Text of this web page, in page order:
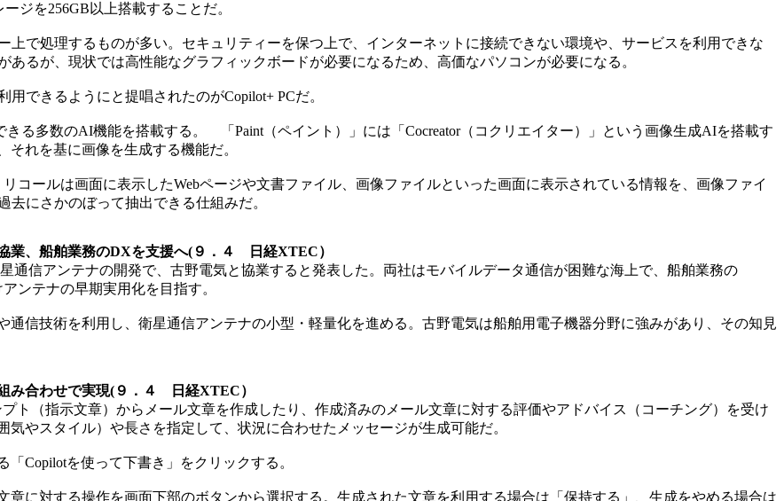
ージを256GB以上搭載することだ。
で処理するものが多い。セキュリティーを保つ上で、インターネットに接続できない環境や、サービスを利用できな
るが、現状では高性能なグラフィックボードが必要になるため、高価なパソコンが必要になる。
できるようにと提唱されたのがCopilot+ PCだ。
きる多数のAI機能を搭載する。 「Paint（ペイント）」には「Cocreator（コクリエイター）」という画像生成AIを搭載す
れを基に画像を生成する機能だ。
コールは画面に表示したWebページや文書ファイル、画像ファイルといった画面に表示されている情報を、画像ファイ
にさかのぼって抽出できる仕組みだ。
業、船舶業務のDXを支援へ(９．４ 日経XTEC）
通信アンテナの開発で、古野電気と協業すると発表した。両社はモバイルデータ通信が困難な海上で、船舶業務の
ンテナの早期実用化を目指す。
信技術を利用し、衛星通信アンテナの小型・軽量化を進める。古野電気は船舶用電子機器分野に強みがあり、その知見
み合わせで実現(９．４ 日経XTEC）
プト（指示文章）からメール文章を作成したり、作成済みのメール文章に対する評価やアドバイス（コーチング）を受け
やスタイル）や長さを指定して、状況に合わせたメッセージが生成可能だ。
Copilotを使って下書き」をクリックする。
に対する操作を画面下部のボタンから選択する。生成された文章を利用する場合は「保持する」、生成をやめる場合は